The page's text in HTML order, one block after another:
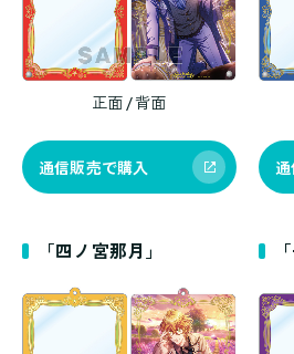
正面 / 背面
通信販売で購入
「四ノ宮那月」